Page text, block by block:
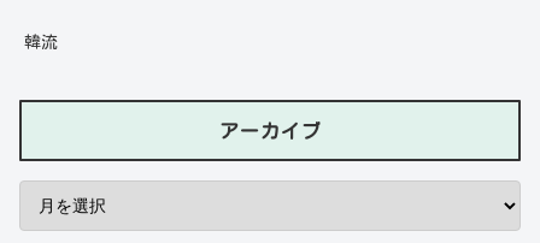
韓流
アーカイブ